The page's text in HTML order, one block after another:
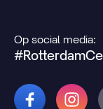
Op social media: